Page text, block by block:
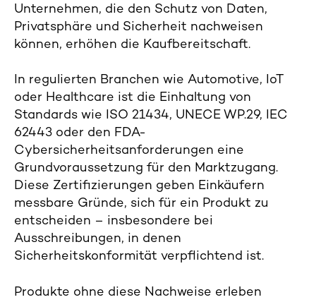
Unternehmen, die den Schutz von Daten,
Privatsphäre und Sicherheit nachweisen
können, erhöhen die Kaufbereitschaft.
In regulierten Branchen wie Automotive, IoT
oder Healthcare ist die Einhaltung von
Standards wie ISO 21434, UNECE WP.29, IEC
62443 oder den FDA-
Cybersicherheitsanforderungen eine
Grundvoraussetzung für den Marktzugang.
Diese Zertifizierungen geben Einkäufern
messbare Gründe, sich für ein Produkt zu
entscheiden – insbesondere bei
Ausschreibungen, in denen
Sicherheitskonformität verpflichtend ist.
Produkte ohne diese Nachweise erleben